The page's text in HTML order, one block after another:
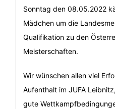
Sonntag den 08.05.2022
Mädchen um die
Qualifikation zu den
Meisterschaften.
Wir wünschen allen viel
Aufenthalt im JUFA
gute